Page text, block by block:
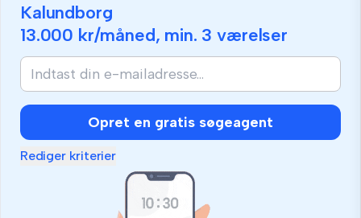
Kalundborg
13.000 kr/måned, min. 3 værelser
Hvis
er
menneske,
så
ignorer
Opret en gratis søgeagent
Rediger kriterier